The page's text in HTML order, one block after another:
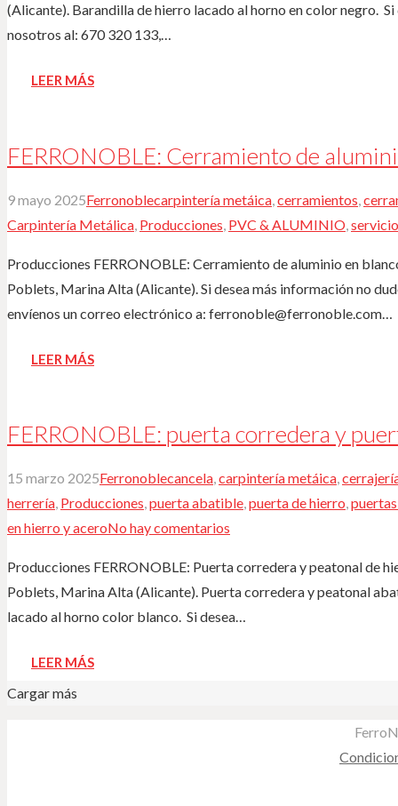
(Alicante). Barandilla de hierro lacado al horno en color negro.
nosotros al: 670 320 133,…
LEER MÁS
FERRONOBLE: Cerramiento de
9 mayo 2025Ferronoblecarpintería metáica cerramientos
Carpintería Metálica Producciones PVC & ALUMINIO
Producciones FERRONOBLE: Cerramiento de aluminio en
Poblets, Marina Alta (Alicante). ️Si desea más información no
envíenos un correo electrónico a: ferronoble@ferronoble.com…
LEER MÁS
FERRONOBLE: puerta corredera y
15 marzo 2025Ferronoblecancela carpintería metáica
herrería Producciones puerta abatible puerta de hierro
en hierro y aceroNo hay comentarios
Producciones FERRONOBLE: Puerta corredera y peatonal de
Poblets, Marina Alta (Alicante). Puerta corredera y peatonal
lacado al horno color blanco. ️ Si desea…
LEER MÁS
Cargar más